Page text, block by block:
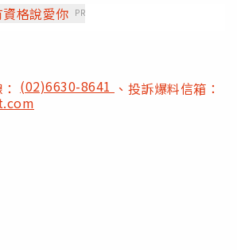
格說愛你 PR
(02)6630-8641 、投訴爆料信箱：